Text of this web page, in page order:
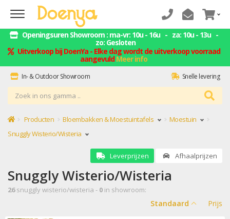
Openingsuren Showroom : ma-vr: 10u - 16u - za: 10u - 13u -
zo: Gesloten
Uitverkoop bij DoenYa - Elke dag wordt de uitverkoop voorraad
aangevuldMeer info
In- & Outdoor Showroom
Snelle levering
Montage service
Producten Bloembakken & Moestuintafels
Moestuin
Snuggly Wisterio/Wisteria
Leverprijzen Afhaalprijzen
Snuggly Wisterio/Wisteria
26snuggly wisterio/wisteria - 0 in showroom:
Standaard Prijs